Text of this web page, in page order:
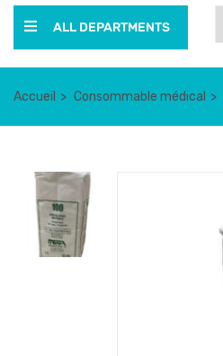
ALL DEPARTMENTS
Accueil Consommable médical